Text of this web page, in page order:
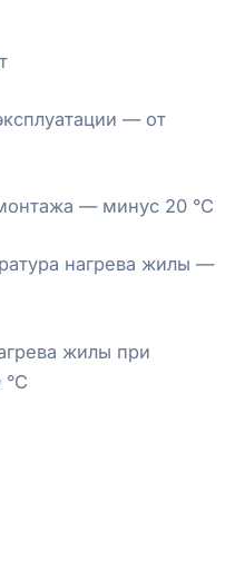
— от
— минус 20 °С
нагрева жилы —
жилы при
°С